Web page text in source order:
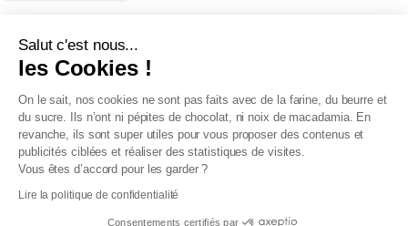
Salut c'est nous...
les Cookies !
On le sait, nos cookies ne sont pas faits avec de la farine, du beurre et
du sucre. Ils n’ont ni pépites de chocolat, ni noix de macadamia. En
revanche, ils sont super utiles pour vous proposer des contenus et
publicités ciblées et réaliser des statistiques de visites.
Vous êtes d’accord pour les garder ?
Lire la politique de confidentialité
Consentements certifiés par
Conditions générales de vente
Conditions générales du programme de fidélité
Charte de données personnelles
Conditions générales de vente Pro
Déclaration d’accessibilité